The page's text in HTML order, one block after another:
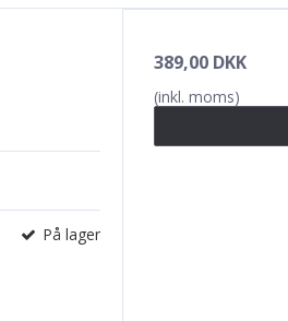
På lager
389,00 DKK
(inkl. moms)